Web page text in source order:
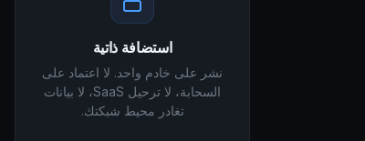
استضافة ذاتية
نشر على خادم واحد. لا اعتماد على
السحابة، لا ترحيل SaaS، لا بيانات
تغادر محيط شبكتك.